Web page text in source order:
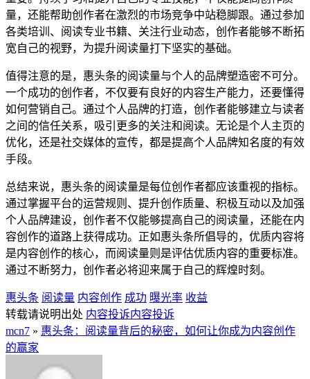
量，还能帮助创作者在激烈的市场竞争中站稳脚跟。通过参加
各类培训、阅读专业书籍、关注行业动态，创作者能够不断拓
宽自己的视野，为提升阅读量打下坚实的基础。
值得注意的是，惠头条的阅读量与个人的品牌塑造密不可分。
一个成功的创作者，不仅要有良好的内容生产能力，还要懂得
如何营销自己。通过个人品牌的打造，创作者能够建立与读者
之间的信任关系，吸引更多的关注和阅读。无论是个人主页的
优化，还是社交媒体的宣传，都是提高个人品牌知名度的有效
手段。
总结来说，惠头条的阅读量是每位创作者都应该重视的指标。
通过掌握平台的运营规则、提升创作质量、积极互动以及加强
个人品牌建设，创作者不仅能够提高自己的阅读量，还能在内
容创作的道路上获得成功。正如惠头条所倡导的，优质内容将
是内容创作的核心，而阅读量则是评估优质内容的重要标准。
通过不断努力，创作者必将迎来属于自己的辉煌时刻。
惠头条 阅读量 内容创作 成功 曝光率 收益
转载请说明出处 内容投诉内容投诉
mcn7 » 惠头条：阅读量背后的秘密，如何让你成为内容创作
的赢家